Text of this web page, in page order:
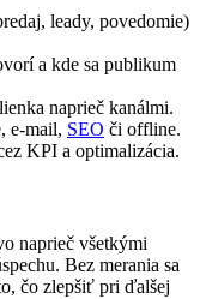
leady, povedomie)
a kde sa publikum
naprieč kanálmi.
e-mail, SEO či offline.
KPI a optimalizácia.
naprieč všetkými
Bez merania sa
čo zlepšiť pri ďalšej